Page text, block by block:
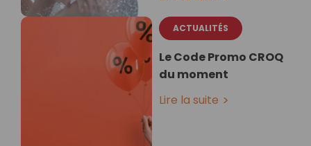
ACTUALITÉS
Le Code Promo CROQ
du moment
Lire la suite